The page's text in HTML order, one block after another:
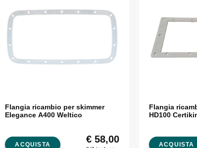
Flangia ricambio per skimmer
Elegance A400 Weltico
ACQUISTA €58,00
Flangia
HD100
ACQUISTA